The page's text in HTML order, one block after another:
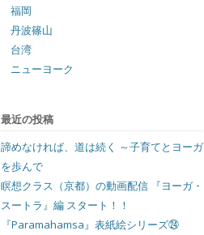
福岡
丹波篠山
台湾
ニューヨーク
最近の投稿
諦めなければ、道は続く ～子育てとヨーガ
を歩んで
瞑想クラス（京都）の動画配信 『ヨーガ・
スートラ』編 スタート！！
『Paramahamsa』表紙絵シリーズ㉔